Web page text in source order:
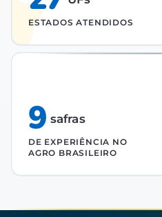
ESTADOS ATENDIDOS
9 safras
DE EXPERIÊNCIA NO
AGRO BRASILEIRO